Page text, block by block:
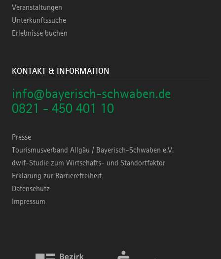
Veranstaltungen
Unterkunftssuche
Erlebnisse buchen
KONTAKT & INFORMATION
info@bayerisch-schwaben.de
0821 - 450 401 10
Presse
Tourismusverband Allgäu / Bayerisch-Schwaben e.V.
dwif-Studie zum Wirtschafts- und Standortfaktor
Erklärung zur Barrierefreiheit
Datenschutz
Impressum